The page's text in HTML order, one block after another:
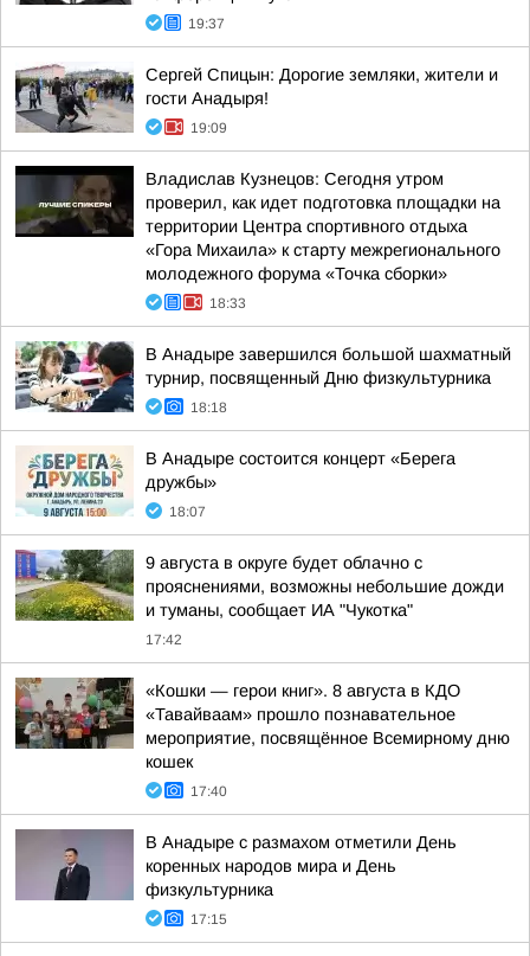
19:37
Сергей Спицын: Дорогие земляки, жители и
гости Анадыря!
19:09
Владислав Кузнецов: Сегодня утром
проверил, как идет подготовка площадки на
территории Центра спортивного отдыха
«Гора Михаила» к старту межрегионального
молодежного форума «Точка сборки»
18:33
В Анадыре завершился большой шахматный
турнир, посвященный Дню физкультурника
18:18
В Анадыре состоится концерт «Берега
дружбы»
18:07
9 августа в округе будет облачно с
прояснениями, возможны небольшие дожди
и туманы, сообщает ИА "Чукотка"
17:42
«Кошки — герои книг». 8 августа в КДО
«Тавайваам» прошло познавательное
мероприятие, посвящённое Всемирному дню
кошек
17:40
В Анадыре с размахом отметили День
коренных народов мира и День
физкультурника
17:15